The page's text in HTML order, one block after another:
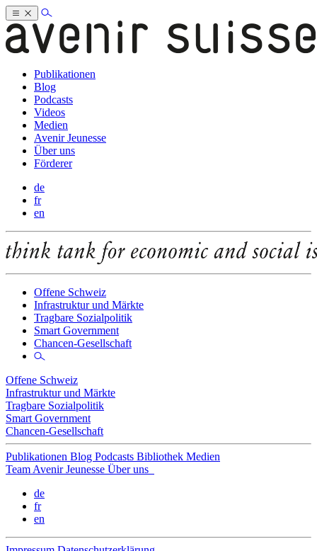
Publikationen
Blog
Podcasts
Videos
Medien
Avenir Jeunesse
Über uns
Förderer
de
fr
en
Offene Schweiz
Infrastruktur und Märkte
Tragbare Sozialpolitik
Smart Government
Chancen-Gesellschaft
Offene Schweiz
Infrastruktur und Märkte
Tragbare Sozialpolitik
Smart Government
Chancen-Gesellschaft
Publikationen Blog Podcasts Bibliothek Medien
Team Avenir Jeunesse Über uns
de
fr
en